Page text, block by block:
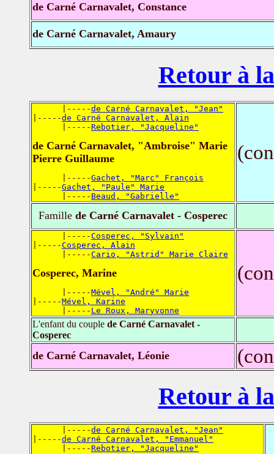
de Carné Carnavalet, Constance
de Carné Carnavalet, Amaury
Retour à
      |-----
de Carné Carnavalet, "Jean"
|-----de Carné Carnavalet, Alain
      |-----
Rebotier, "Jacqueline"
de Carné Carnavalet, "Ambroise" Marie
Pierre Guillaume
      |-----
Gachet, "Marc" François
|-----Gachet, "Paule" Marie
      |-----
Beaud, "Gabrielle"
Famille de Carné Carnavalet - Cosperec
      |-----
Cosperec, "Sylvain"
|-----Cosperec, Alain
      |-----
Cario, "Astrid" Marie Claire
Cosperec, Marine
      |-----
Mével, "André" Marie
|-----Mével, Karine
      |-----
Le Roux, Maryvonne
L'enfant du couple de Carné Carnavalet -
Cosperec
de Carné Carnavalet, Léonie
Retour à
      |-----
de Carné Carnavalet, "Jean"
|-----de Carné Carnavalet, "Emmanuel"
      |-----
Rebotier, "Jacqueline"